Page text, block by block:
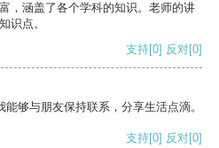
，涵盖了各个学科的知识。老师的讲
识点。
支持[0] 反对[0]
够与朋友保持联系，分享生活点滴。
支持[0] 反对[0]